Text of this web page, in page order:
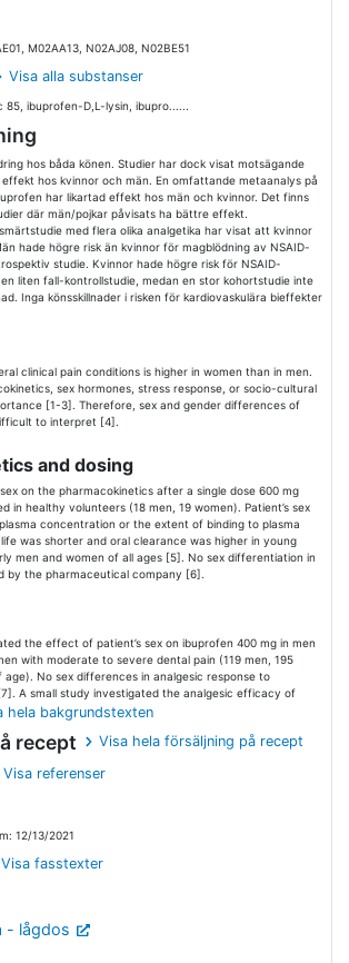
M02AA13, N02AJ08, N02BE51
Visa alla substanser
85, ibuprofen-D,L-lysin, ibupro......
hos båda könen. Studier har dock visat motsägande
hos kvinnor och män. En omfattande metaanalys på
har likartad effekt hos män och kvinnor. Det finns
där män/pojkar påvisats ha bättre effekt.
med flera olika analgetika har visat att kvinnor
hade högre risk än kvinnor för magblödning av NSAID-
studie. Kvinnor hade högre risk för NSAID-
liten fall-kontrollstudie, medan en stor kohortstudie inte
Inga könsskillnader i risken för kardiovaskulära bieffekter
clinical pain conditions is higher in women than in men.
sex hormones, stress response, or socio-cultural
[1-3]. Therefore, sex and gender differences of
to interpret [4].
and dosing
on the pharmacokinetics after a single dose 600 mg
in healthy volunteers (18 men, 19 women). Patient’s sex
concentration or the extent of binding to plasma
was shorter and oral clearance was higher in young
men and women of all ages [5]. No sex differentiation in
by the pharmaceutical company [6].
the effect of patient’s sex on ibuprofen 400 mg in men
with moderate to severe dental pain (119 men, 195
No sex differences in analgesic response to
A small study investigated the analgesic efficacy of
hela bakgrundstexten
recept Visa hela försäljning på recept
Visa referenser
12/13/2021
Visa fasstexter
- lågdos